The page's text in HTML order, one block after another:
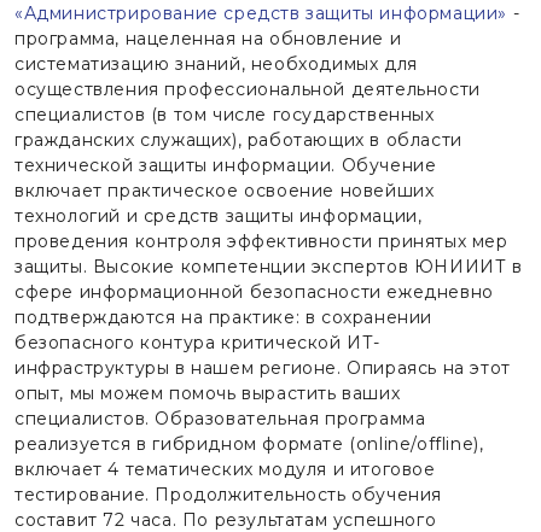
«Администрирование средств защиты информации» -
программа, нацеленная на обновление и
систематизацию знаний, необходимых для
осуществления профессиональной деятельности
специалистов (в том числе государственных
гражданских служащих), работающих в области
технической защиты информации. Обучение
включает практическое освоение новейших
технологий и средств защиты информации,
проведения контроля эффективности принятых мер
защиты. Высокие компетенции экспертов ЮНИИИТ в
сфере информационной безопасности ежедневно
подтверждаются на практике: в сохранении
безопасного контура критической ИТ-
инфраструктуры в нашем регионе. Опираясь на этот
опыт, мы можем помочь вырастить ваших
специалистов. Образовательная программа
реализуется в гибридном формате (online/offline),
включает 4 тематических модуля и итоговое
тестирование. Продолжительность обучения
составит 72 часа. По результатам успешного